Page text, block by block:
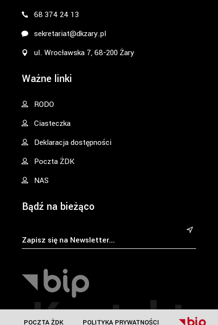
POLITYKA PRYWATNOŚCI
POCZTA ŻDK
68 374 24 13
sekretariat@dkzary.pl
ul. Wrocławska 7, 68-200 Żary
Ważne linki
RODO
Ciasteczka
Deklaracja dostępności
Poczta ŻDK
NAS
Bądź na bieżąco
&